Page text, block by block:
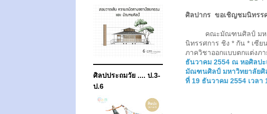
ศิลปากร ขอเชิญชมนิทรร
คณะมัณฑนศิลป์ มหาวิ
นิทรรศการ ชิง * กัน * เซี
ภาควิชาออกแบบตกแต่งภา
ธันวาคม 2554 ณ หอศิลปะ
มัณฑนศิลป์ มหาวิทยาลัยศิ
ที่ 19 ธันวาคม 2554 เวลา
ศิลปประถมวัย .... ป.3-
ป.6